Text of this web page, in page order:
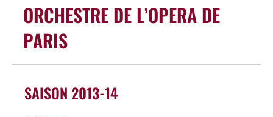
ORCHESTRE DE L’OPERA DE
PARIS
SAISON 2013-14